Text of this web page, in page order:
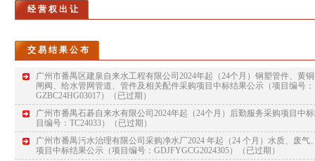
经 营 权 出 让
交 易 结 果 公 布
广州市番禺区建泉自来水工程有限公司2024年起（24个月）钢塑管件、黄
闸阀、给水管网管道、管件及相关配件采购项目中标结果公示（项目编号：
GZBC24HG03017）
（已过期）
广州市番禺石碁自来水有限公司2024年起（24个月）后勤服务采购项目中
目编号：TC24033）
（已过期）
广州市番禺污水治理有限公司采购净水厂2024 年起（24 个月）水质、废气
项目中标结果公示（项目编号：GDJFYGCG2024305）
（已过期）